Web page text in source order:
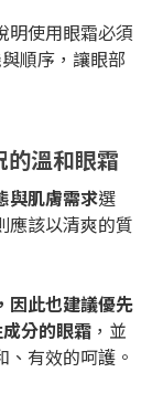
明使用眼霜必須
順序，讓眼部
的溫和眼霜
與肌膚需求選
應該以清爽的質
因此也建議優先
分的眼霜 ，並
有效的呵護。